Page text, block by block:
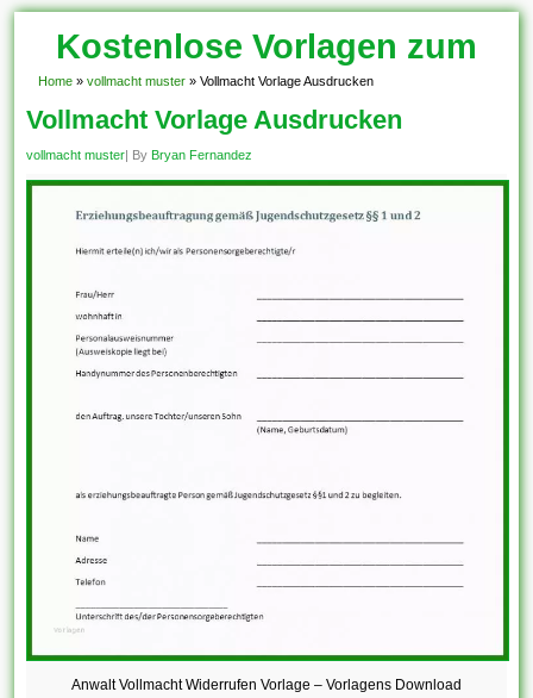
Kostenlose Vorlagen zum
Download!
Home » vollmacht muster » Vollmacht Vorlage Ausdrucken
Vollmacht Vorlage Ausdrucken
vollmacht muster| By Bryan Fernandez
Anwalt Vollmacht Widerrufen Vorlage – Vorlagens Download